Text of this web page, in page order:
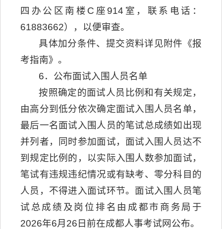
四办公区南楼C座914室，联系电话：
61883662），以便审查。
具体加分条件、提交资料详见附件《报
考指南》。
6．公布面试入围人员名单
按照确定的面试人员比例和有关规定，
由高分到低分依次确定面试入围人员名单，
最后一名面试入围人员的笔试总成绩如出现
并列者，同时参加面试，面试入围人员达不
到规定比例的，以实际入围人数参加面试，
笔试有违规违纪情况或有缺考、零分科目的
人员，不得进入面试环节。面试入围人员笔
试总成绩及岗位排名由成都市商务局于
2026年6月26日前在成都人事考试网公布。